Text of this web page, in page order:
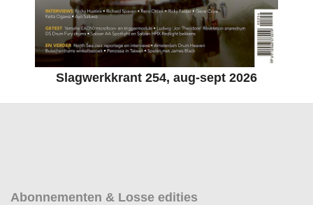
Slagwerkkrant 254, aug-sept 2026
Abonnementen & Losse edities